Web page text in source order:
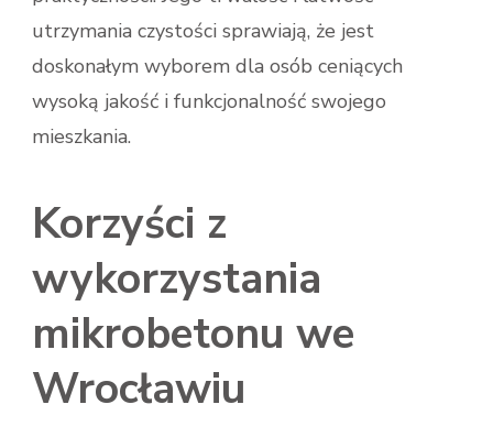
utrzymania czystości sprawiają, że jest
doskonałym wyborem dla osób ceniących
wysoką jakość i funkcjonalność swojego
mieszkania.
Korzyści z
wykorzystania
mikrobetonu we
Wrocławiu